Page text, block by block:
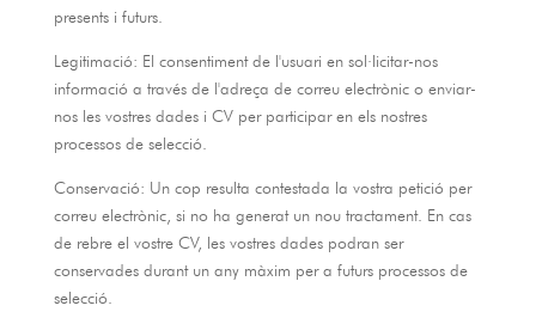
presents i futurs.
Legitimació: El consentiment de l'usuari en sol·licitar-nos
informació a través de l'adreça de correu electrònic o enviar-
nos les vostres dades i CV per participar en els nostres
processos de selecció.
Conservació: Un cop resulta contestada la vostra petició per
correu electrònic, si no ha generat un nou tractament. En cas
de rebre el vostre CV, les vostres dades podran ser
conservades durant un any màxim per a futurs processos de
selecció.